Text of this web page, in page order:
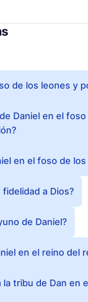
de los leones y
Daniel en el
en el foso de
a Dios?
de Daniel?
en el reino del
tribu de Dan en